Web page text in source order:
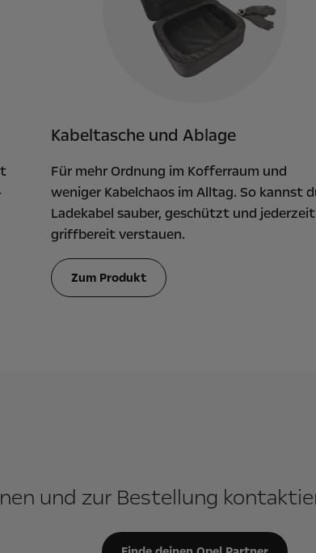
Kabeltasche und Ablage
Für mehr Ordnung im Kofferraum und
weniger Kabelchaos im Alltag. So kannst
Ladekabel sauber, geschützt und jederzeit
griffbereit verstauen.
Zum Produkt
und zur Bestellung